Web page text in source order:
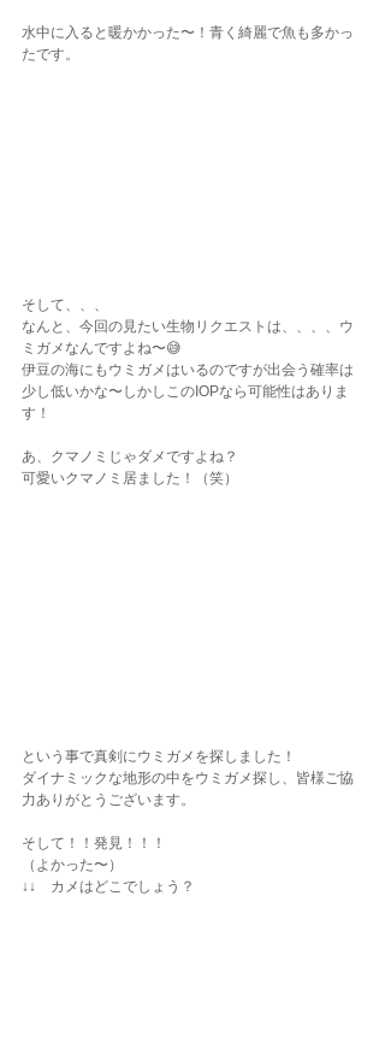
水中に入ると暖かかった〜！青く綺麗で魚も多かっ
たです。
そして、、、
なんと、今回の見たい生物リクエストは、、、、ウ
ミガメなんですよね〜😅
伊豆の海にもウミガメはいるのですが出会う確率は
少し低いかな〜しかしこのIOPなら可能性はありま
す！
あ、クマノミじゃダメですよね？
可愛いクマノミ居ました！（笑）
という事で真剣にウミガメを探しました！
ダイナミックな地形の中をウミガメ探し、皆様ご協
力ありがとうございます。
そして！！発見！！！
（よかった〜）
↓↓　カメはどこでしょう？